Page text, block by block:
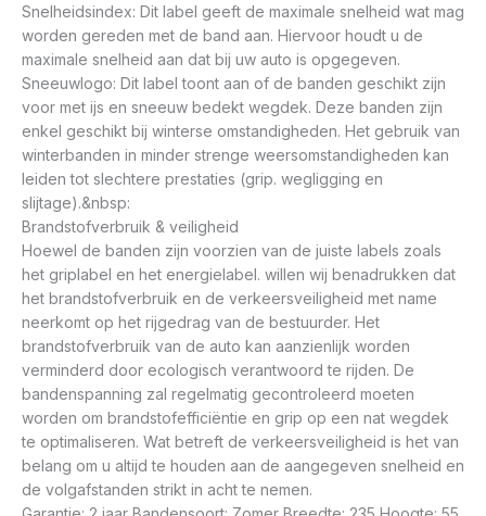
Snelheidsindex: Dit label geeft de maximale snelheid wat mag
worden gereden met de band aan. Hiervoor houdt u de
maximale snelheid aan dat bij uw auto is opgegeven.
Sneeuwlogo: Dit label toont aan of de banden geschikt zijn
voor met ijs en sneeuw bedekt wegdek. Deze banden zijn
enkel geschikt bij winterse omstandigheden. Het gebruik van
winterbanden in minder strenge weersomstandigheden kan
leiden tot slechtere prestaties (grip. wegligging en
slijtage).&nbsp:
Brandstofverbruik & veiligheid
Hoewel de banden zijn voorzien van de juiste labels zoals
het griplabel en het energielabel. willen wij benadrukken dat
het brandstofverbruik en de verkeersveiligheid met name
neerkomt op het rijgedrag van de bestuurder. Het
brandstofverbruik van de auto kan aanzienlijk worden
verminderd door ecologisch verantwoord te rijden. De
bandenspanning zal regelmatig gecontroleerd moeten
worden om brandstofefficiëntie en grip op een nat wegdek
te optimaliseren. Wat betreft de verkeersveiligheid is het van
belang om u altijd te houden aan de aangegeven snelheid en
de volgafstanden strikt in acht te nemen.